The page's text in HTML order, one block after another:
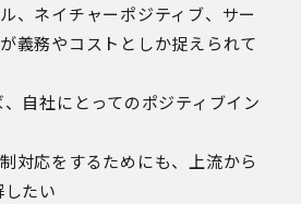
、ネイチャーポジティブ、サー
義務やコストとしか捉えられて
自社にとってのポジティブイン
対応をするためにも、上流から
したい